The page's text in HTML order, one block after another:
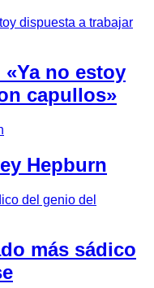
no estoy
capullos»
Hepburn
más sádico